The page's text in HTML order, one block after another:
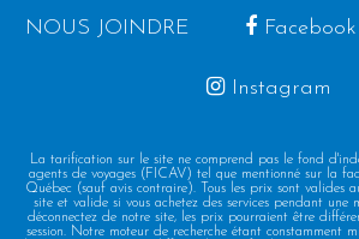
NOUS JOINDRE Facebook
Instagram
La tarification sur le site ne comprend pas le fond
agents de voyages (FICAV) tel que mentionné sur la
Québec (sauf avis contraire). Tous les prix sont valides
site et valide si vous achetez des services pendant une
déconnectez de notre site, les prix pourraient être
session. Notre moteur de recherche étant constamment